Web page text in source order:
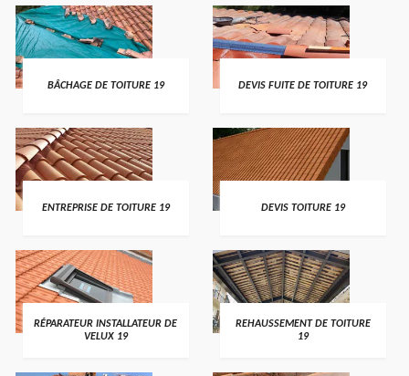
BÂCHAGE DE TOITURE 19 DEVIS FUITE DE TOITURE 19
ENTREPRISE DE TOITURE 19 DEVIS TOITURE 19
RÉPARATEUR INSTALLATEUR DE
VELUX 19
REHAUSSEMENT DE TOITURE
19